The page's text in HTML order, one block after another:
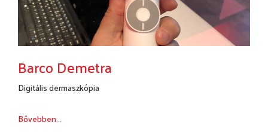
Barco Demetra
Digitális dermaszkópia
Bővebben...